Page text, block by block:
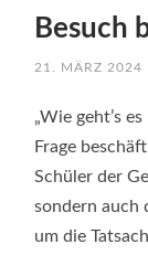
Besuch
21. MÄRZ 2024
„Wie geht’s
Frage
Schüler der
sondern auch
um die